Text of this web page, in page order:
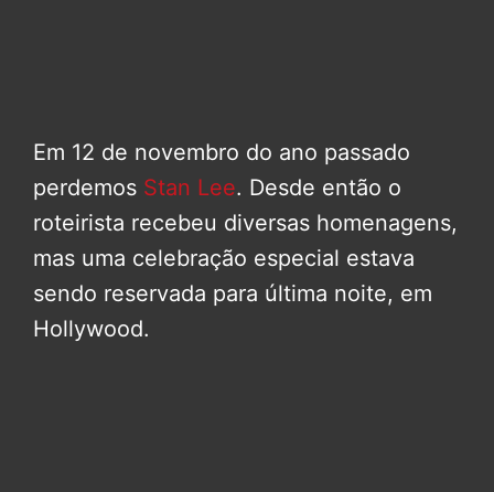
Em 12 de novembro do ano passado
perdemos Stan Lee. Desde então o
roteirista recebeu diversas homenagens,
mas uma celebração especial estava
sendo reservada para última noite, em
Hollywood.